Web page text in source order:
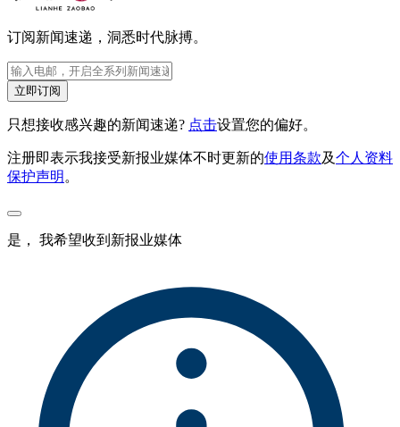
订阅新闻速递，洞悉时代脉搏。
立即订阅
只想接收感兴趣的新闻速递? 点击设置您的偏好。
注册即表示我接受新报业媒体不时更新的使用条款及个人资料
保护声明 。
是， 我希望收到新报业媒体